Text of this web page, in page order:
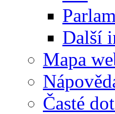
Další
Mapa
Časté